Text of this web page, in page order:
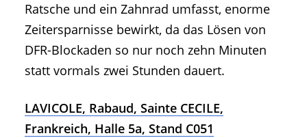
Ratsche und ein Zahnrad umfasst, enorme
Zeitersparnisse bewirkt, da das Lösen von
DFR-Blockaden so nur noch zehn Minuten
statt vormals zwei Stunden dauert.
LAVICOLE, Rabaud, Sainte CECILE,
Frankreich, Halle 5a, Stand C051